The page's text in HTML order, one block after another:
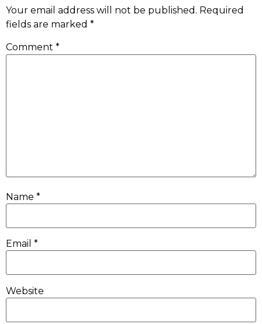
Your email address will not be published. Required
fields are marked *
Comment *
Name *
Email *
Website